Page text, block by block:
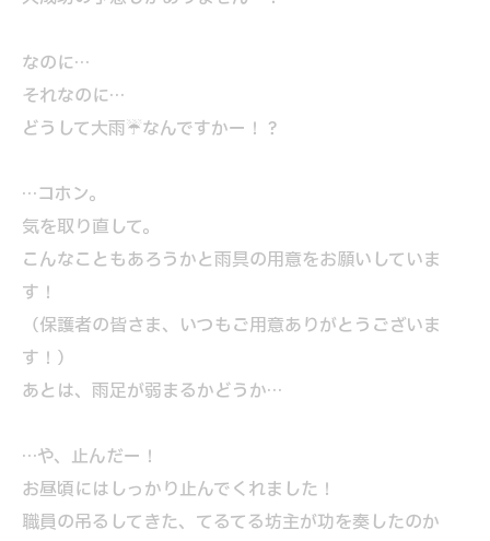
なのに…
それなのに…
どうして大雨☔なんですかー！？
…コホン。
気を取り直して。
こんなこともあろうかと雨具の用意をお願いしていま
す！
（保護者の皆さま、いつもご用意ありがとうございま
す！）
あとは、雨足が弱まるかどうか…
…や、止んだー！
お昼頃にはしっかり止んでくれました！
職員の吊るしてきた、てるてる坊主が功を奏したのか